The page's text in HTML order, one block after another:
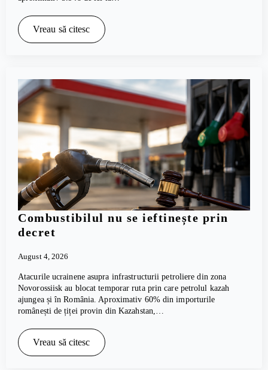
Vreau să citesc
Combustibilul nu se ieftinește prin
decret
August 4, 2026
Atacurile ucrainene asupra infrastructurii petroliere din zona
Novorossiisk au blocat temporar ruta prin care petrolul kazah
ajungea și în România. Aproximativ 60% din importurile
românești de țiței provin din Kazahstan,…
Vreau să citesc